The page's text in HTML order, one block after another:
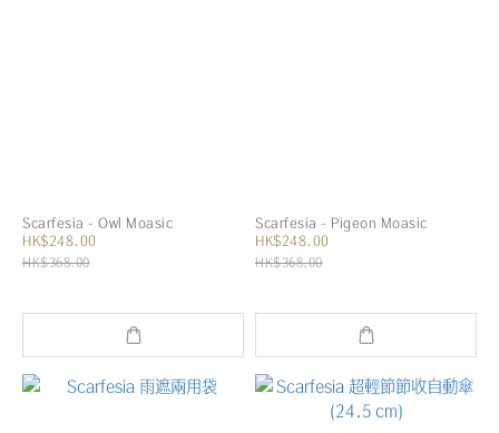
Scarfesia - Owl Moasic
HK$248.00
HK$368.00
Scarfesia - Pigeon Moasic
HK$248.00
HK$368.00